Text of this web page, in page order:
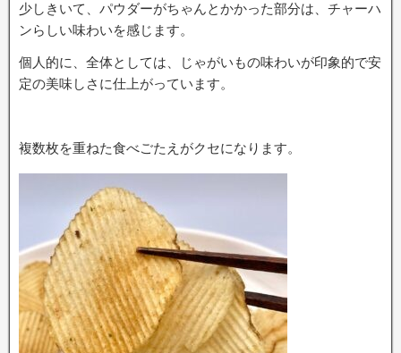
少しきいて、パウダーがちゃんとかかった部分は、チャーハ
ンらしい味わいを感じます。
個人的に、全体としては、じゃがいもの味わいが印象的で安
定の美味しさに仕上がっています。
複数枚を重ねた食べごたえがクセになります。